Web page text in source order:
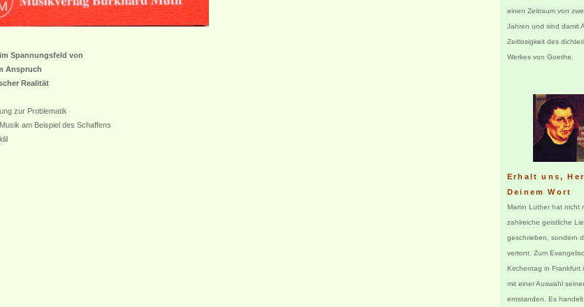
Spannungsfeld von
Anspruch
Realität
zur Problematik
am Beispiel des Schaffens
einen Zeitraum von
Jahren und sind damit
Zeitlosigkeit des
Werkes von Goethe.
Erhalt uns,
Deinem Wort
Martin Luther hat nicht
zahlreiche geistliche
geschrieben, sondern
vertont. Zum
Kirchentag in Frankfurt
mit einer Auswahl
entstanden. Es handelt